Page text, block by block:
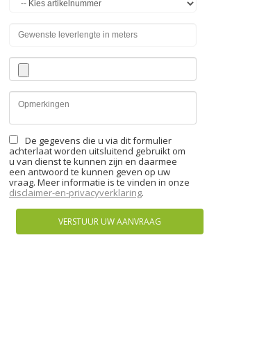
De gegevens die u via dit formulier
achterlaat worden uitsluitend gebruikt om
u van dienst te kunnen zijn en daarmee
een antwoord te kunnen geven op uw
vraag. Meer informatie is te vinden in onze
disclaimer-en-privacyverklaring.
VERSTUUR UW AANVRAAG